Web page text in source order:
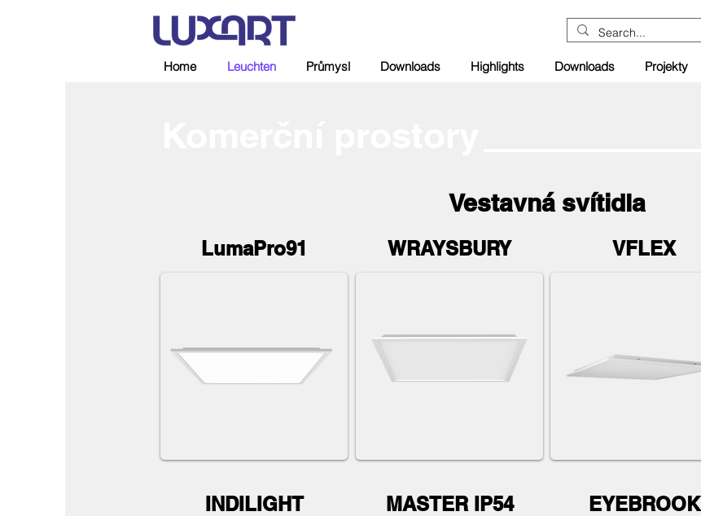
Home Leuchten Průmysl Downloads Highlights Downloads Projekty
Vestavná svítidla
LumaPro91 WRAYSBURY VFLEX
INDILIGHT MASTER IP54 EYEBROOK